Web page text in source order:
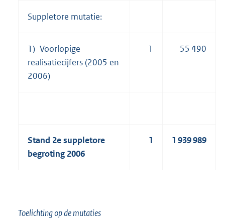
Suppletore mutatie:
1) Voorlopige
realisatiecijfers (2005 en
2006)
1 55 490
Stand 2e suppletore
begroting 2006
1 1 939 989
Toelichting op de mutaties